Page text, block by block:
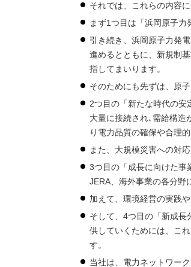
それでは、これらの内容
まず1つ目は「浜岡原子力
引き続き、浜岡原子力発
進めるとともに、新規制
指してまいります。
そのためにも先ずは、原
2つ目の「新たな時代の安
大量に接続され､需給構造
り電力品質の確保や合理
また、大規模災害への対
3つ目の「成長に向けた事
JERA、海外事業の各分野
加えて、環境経営の実践
そして、4つ目の「新成長
供していくためには、こ
す。
当社は、電力ネットワー